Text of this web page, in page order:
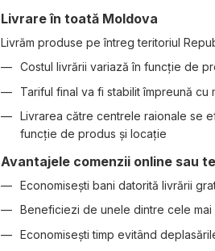
Livrare în toată Moldova
Livrăm produse pe întreg teritoriul
Costul livrării variază în funcție de
Tariful final va fi stabilit împreună
Livrarea către centrele raionale se
funcție de produs și locație
Avantajele comenzii online sau
Economisești bani datorită livrării
Beneficiezi de unele dintre cele
Economisești timp evitând